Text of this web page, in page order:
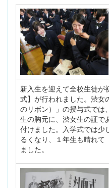
新入生を迎えて全校生徒が
式】が行われました。渋女
のリボン）」の授与式では
生の胸元に、渋女生の証で
付けました。入学式では少
るくなり、１年生も晴れて
ました。